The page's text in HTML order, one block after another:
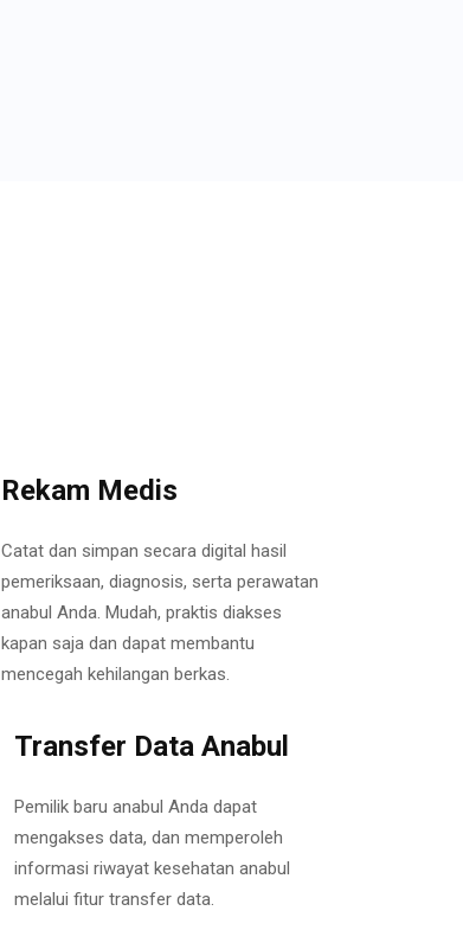
Rekam Medis
Catat dan simpan secara digital hasil
pemeriksaan, diagnosis, serta perawatan
anabul Anda. Mudah, praktis diakses
kapan saja dan dapat membantu
mencegah kehilangan berkas.
Transfer Data Anabul
Pemilik baru anabul Anda dapat
mengakses data, dan memperoleh
informasi riwayat kesehatan anabul
melalui fitur transfer data.